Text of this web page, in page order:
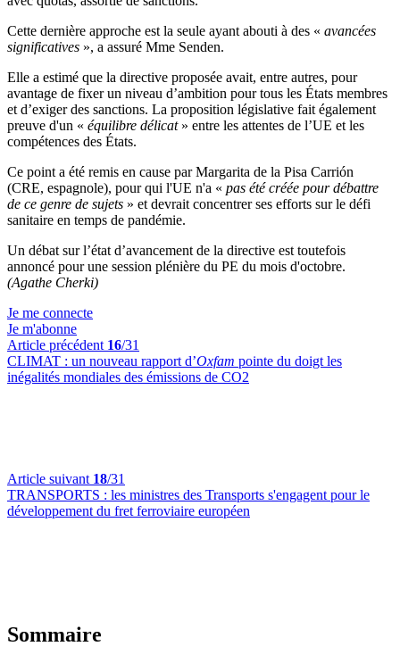
Cette dernière approche est la seule ayant abouti à des « avancées
significatives », a assuré Mme Senden.
Elle a estimé que la directive proposée avait, entre autres, pour
avantage de fixer un niveau d’ambition pour tous les États membres
et d’exiger des sanctions. La proposition législative fait également
preuve d'un « équilibre délicat» entre les attentes de l’UE et les
compétences des États.
Ce point a été remis en cause par Margarita de la Pisa Carrión
(CRE, espagnole), pour qui l'UE n'a « pas été créée pour débattre
de ce genre de sujets » et devrait concentrer ses efforts sur le défi
sanitaire en temps de pandémie.
Un débat sur l’état d’avancement de la directive est toutefois
annoncé pour une session plénière du PE du mois d'octobre.
(Agathe Cherki)
Je me connecte
Je m'abonne
Article précédent 16/31
CLIMAT : un nouveau rapport d’Oxfam pointe du doigt les
inégalités mondiales des émissions de CO2
Article suivant 18/31
TRANSPORTS : les ministres des Transports s'engagent pour le
développement du fret ferroviaire européen
Sommaire